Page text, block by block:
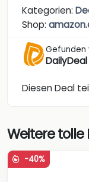
Kategorien:
Shop:
Gefunden
Diesen Deal
Weitere tolle
-40%